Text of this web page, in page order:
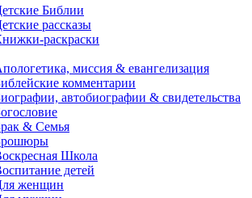
Библии
рассказы
раскраски
миссия & евангелизация
комментарии
автобиографии & свидетельства
& Семья
Школа
детей
женщин